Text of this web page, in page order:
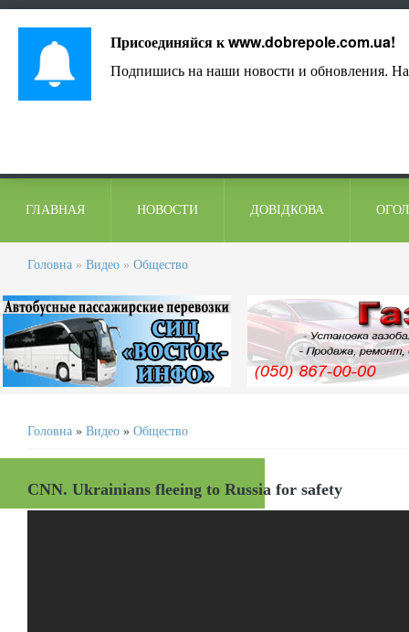
ГЛАВНАЯ НОВОСТИ ДОВІДКОВА
Головна » Видео » Общество
Головна » Видео » Общество
CNN. Ukrainians fleeing to Russia for safety
Присоединяйся кwww.dobrepole.com.ua!
Подпишись на наши новости и обновления.